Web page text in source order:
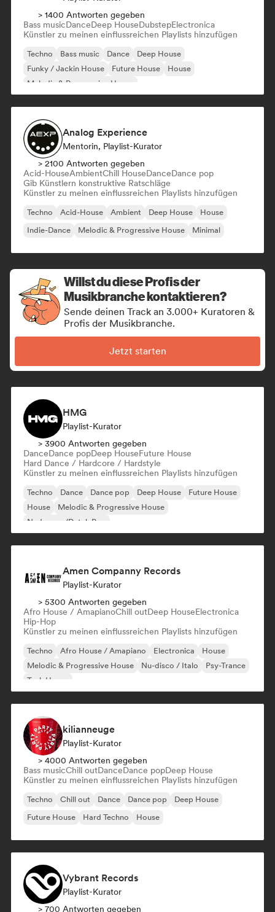
> 1400 Antworten gegeben
Bass musicDanceDeep HouseDubstepElectronica
Künstler zu meinen einflussreichen Playlists hinzufügen
Techno Bass music Dance
Deep House
Funky / Jackin House
Future House
House
Melodic & Progressive House
Analog Experience
Mentorin, Playlist-Kurator
> 2100 Antworten gegeben
Acid-HouseAmbientChill HouseDanceDance pop
Gib Künstlern konstruktive Ratschläge
Künstler zu meinen einflussreichen Playlists hinzufügen
Techno Acid-House Ambient Deep House
House
Indie-Dance
Melodic & Progressive House Minimal
Willst du diese Profis der
Musikbranche kontaktieren?
Sende deinen Track an 3.000+ Kuratoren &
Profis der Musikbranche.
Jetzt starten
HMG
Playlist-Kurator
> 3900 Antworten gegeben
DanceDance popDeep HouseFuture House
Hard Dance / Hardcore / Hardstyle
Künstler zu meinen einflussreichen Playlists hinzufügen
Techno Dance Dance pop Deep House
Future House
House
Melodic & Progressive House
Nederpop/Dutch Pop
Amen Companny Records
Playlist-Kurator
> 5300 Antworten gegeben
Afro House / AmapianoChill outDeep HouseElectronica
Hip-Hop
Künstler zu meinen einflussreichen Playlists hinzufügen
Techno Afro House / Amapiano Electronica
House
Melodic & Progressive House
Nu-disco / Italo
Psy-Trance
Tech House
kilianneuge
Playlist-Kurator
> 4000 Antworten gegeben
Bass musicChill outDanceDance popDeep House
Künstler zu meinen einflussreichen Playlists hinzufügen
Techno Chill out Dance Dance pop
Deep House
Future House
Hard Techno House
Vybrant Records
Playlist-Kurator
> 700 Antworten gegeben